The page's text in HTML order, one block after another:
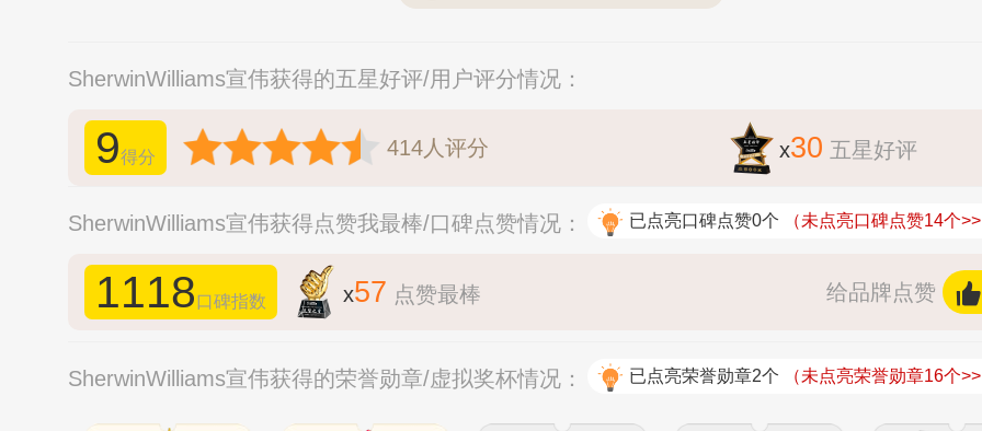
SherwinWilliams宣伟获得的五星好评/用户评分情况：
9得分 414人评分 x30 五星好评
SherwinWilliams宣伟获得点赞我最棒/口碑点赞情况： 已点亮口碑点赞0个 （未点亮口碑点赞14个
1118口碑指数 x57 点赞最棒 给品牌点赞
SherwinWilliams宣伟获得的荣誉勋章/虚拟奖杯情况： 已点亮荣誉勋章2个 （未点亮荣誉勋章16个